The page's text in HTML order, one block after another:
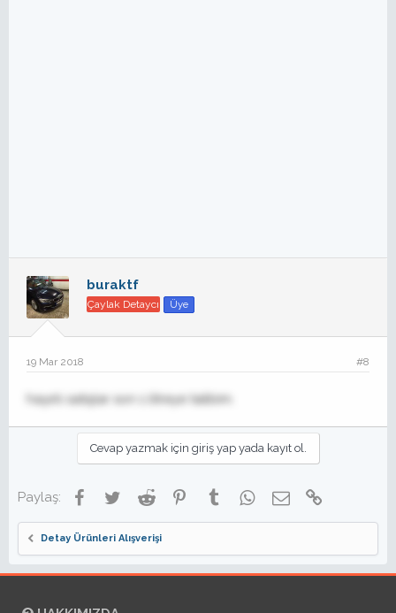
buraktf
Çaylak Detaycı Üye
19 Mar 2018 #8
hayırlı satışlar son 1 litreye talibim.
Cevap yazmak için giriş yap yada kayıt ol.
Paylaş: Facebook
TwitterReddit PinterestTumblrWhatsApp
E-posta
Detay Ürünleri Alışverişi